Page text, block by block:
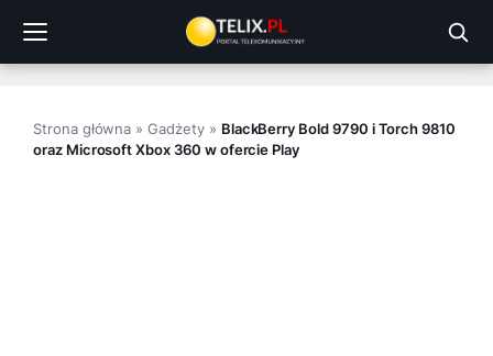
treści
Strona główna »Gadżety» BlackBerry Bold 9790 i Torch 9810
oraz Microsoft Xbox 360 w ofercie Play